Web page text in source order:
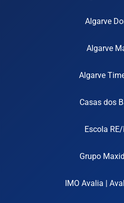
Algarve
Algarve
Algarve
Casas dos
Escola
Grupo
IMO Avalia |